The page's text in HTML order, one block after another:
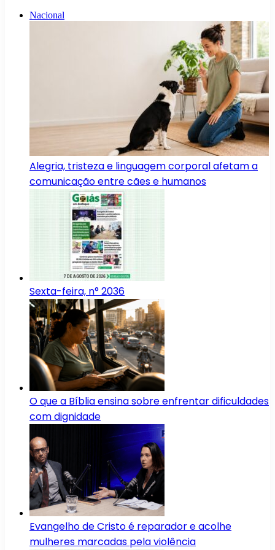
Nacional
Alegria, tristeza e linguagem corporal afetam a
comunicação entre cães e humanos
Sexta-feira, n° 2036
O que a Bíblia ensina sobre enfrentar dificuldades
com dignidade
Evangelho de Cristo é reparador e acolhe
mulheres marcadas pela violência